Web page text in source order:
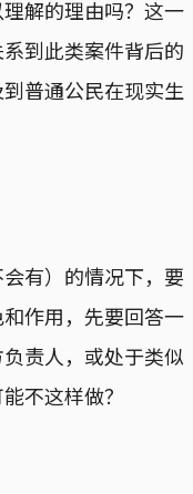
解的理由吗？这一
到此类案件背后的
普通公民在现实生
有）的情况下，要
作用，先要回答一
责人，或处于类似
不这样做？